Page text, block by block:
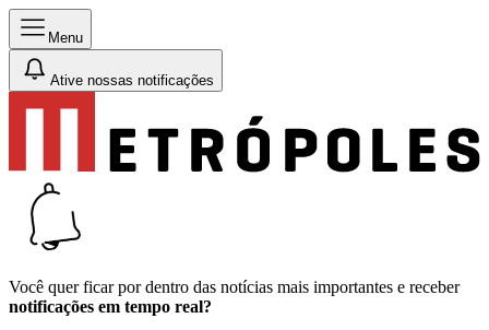
Menu
Ative nossas notificações
Você quer ficar por dentro das notícias mais importantes e receber
notificações em tempo real?